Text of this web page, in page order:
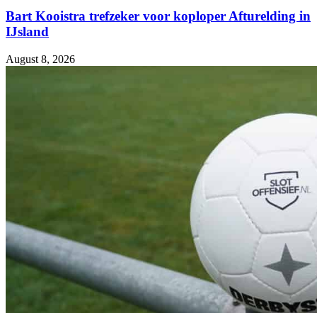
Bart Kooistra trefzeker voor koploper Afturelding in
IJsland
August 8, 2026